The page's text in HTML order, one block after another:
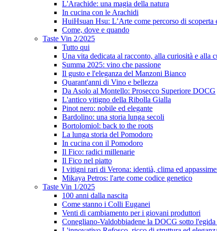
L'Arachide: una magia della natura
In cucina con le Arachidi
HuiHsuan Hsu: L’Arte come percorso di scoperta
Come, dove e quando
Taste Vin 2/2025
Tutto qui
Una vita dedicata al racconto, alla curiosità e alla
Summa 2025: vino che passione
Il gusto e l'eleganza del Manzoni Bianco
Quarant'anni di Vino e bellezza
Da Asolo al Montello: Prosecco Superiore DOCG
L'antico vitigno della Ribolla Gialla
Pinot nero: nobile ed elegante
Bardolino: una storia lunga secoli
Bortolomiol: back to the roots
La lunga storia del Pomodoro
In cucina con il Pomodoro
Il Fico: radici millenarie
Il Fico nel piatto
I vitigni rari di Verona: identià, clima ed
Mikaya Petros: l'arte come codice genetico
Taste Vin 1/2025
100 anni dalla nascita
Come stanno i Colli Euganei
Venti di cambiamento per i giovani produttori
Conegliano-Valdobbiadene la DOCG sotto